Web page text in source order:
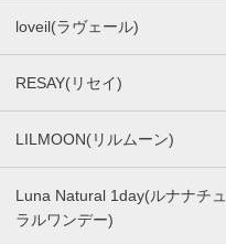
loveil(ラヴェール)
RESAY(リセイ)
LILMOON(リルムーン)
Luna Natural 1day(ルナナチュ
ラルワンデー)